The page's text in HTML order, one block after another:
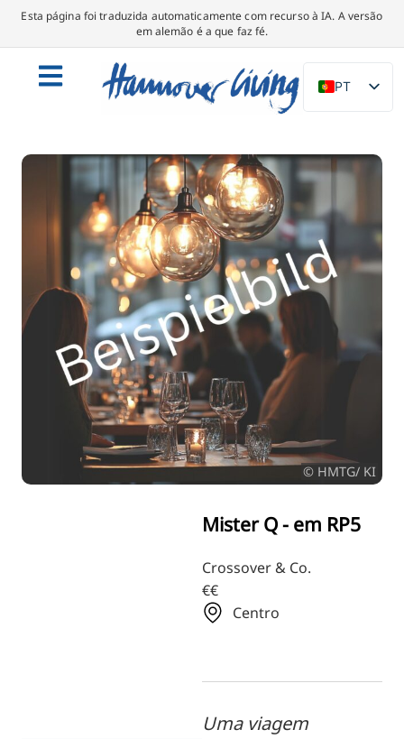
Esta página foi traduzida automaticamente com recurso à IA. A versão
em alemão é a que faz fé.
PT
DE
NL
IT
SV
FR
FI
ZH
JA
© HMTG/ KI
Mister Q - em RP5
Crossover & Co.
€€
Centro
Uma viagem